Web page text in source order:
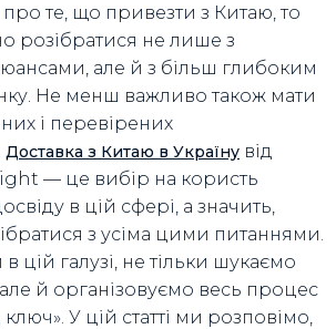
те, що привезти з Китаю, то
розібратися не лише з
але й з більш глибоким
Не менш важливо також мати
і перевірених
Доставка з Китаю в Україну від
— це вибір на користь
в цій сфері, а значить,
з усіма цими питаннями.
цій галузі, не тільки шукаємо
але й організовуємо весь процес
У цій статті ми розповімо,